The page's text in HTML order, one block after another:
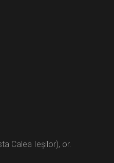
Calea Ieșilor), or.